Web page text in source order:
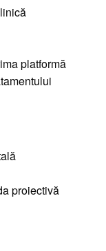
platformă
proiectivă